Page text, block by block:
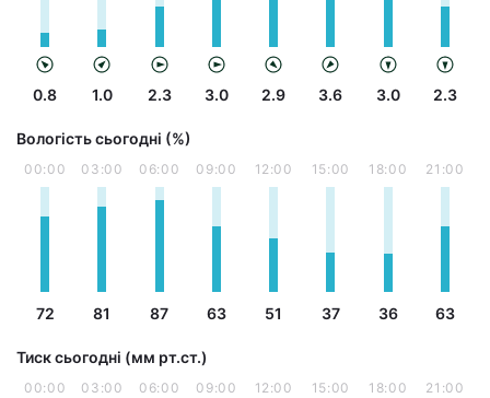
0.8 1.0 2.3 3.0 2.9 3.6 3.0 2.3
Вологість сьогодні (%)
00:00
72
03:00
81
06:00
87
09:00
63
12:00
51
15:00
37
18:00
36
21:00
63
Тиск сьогодні (мм рт.ст.)
00:00 03:00 06:00 09:00 12:00 15:00 18:00 21:00